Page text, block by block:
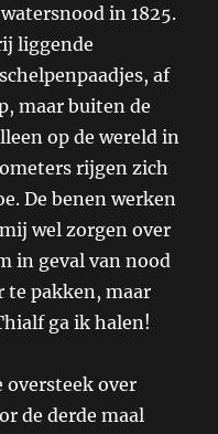
in 1825.
liggende
af
maar buiten de
op de wereld in
rijgen zich
De benen werken
wel zorgen over
in geval van nood
pakken, maar
ga ik halen!
oversteek over
de derde maal